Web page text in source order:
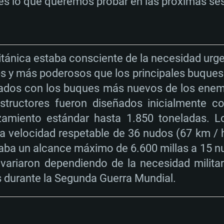
DE
Para MAC
nivel DirectX 11:
SO: Windows 10/
Procesador: Intel
Memoria: 16 GB y
Tarjeta de Video:
(Intel Xeon no es
SO: Mac OS Big
Procesador: Core
Memoria: 8 GB
Tarjeta de Vídeo:
Linux modernas de
SO: Ubuntu 20.04
Procesador: Intel
Memoria: 16 GB
Tarjeta de Vídeo:
estaba consciente de la necesidad
​​y más poderosos que los principales
con los buques más nuevos de los
fueron diseñados inicialmente
estándar hasta 1.850 toneladas.
velocidad respetable de 36 nudos (67 km /
un alcance máximo de 6.600 millas a 15
dependiendo de la necesidad
la Segunda Guerra Mundial.